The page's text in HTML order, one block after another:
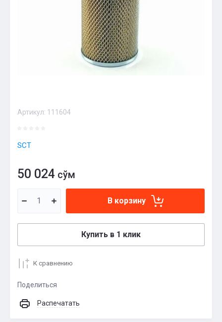
Артикул: 111604
SCT
50 024 сўм
В корзину
Купить в 1 клик
К сравнению
Поделиться
Распечатать